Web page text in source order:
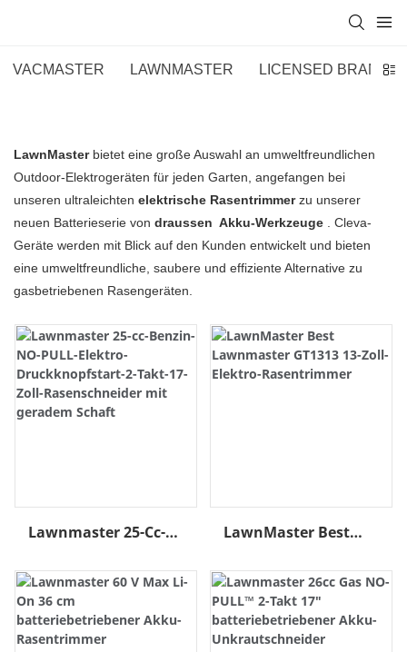
VACMASTER LAWNMASTER LICENSED BRANDS
LawnMaster bietet eine große Auswahl an umweltfreundlichen
Outdoor-Elektrogeräten für jeden Garten, angefangen bei
unseren ultraleichten elektrische Rasentrimmerzu unserer
neuen Batterieserie von draussen Akku-Werkzeuge
. Cleva-
Geräte werden mit Blick auf den Kunden entwickelt und bieten
eine umweltfreundliche, saubere und effiziente Alternative zu
gasbetriebenen Rasengeräten.
Lawnmaster 25-Cc-
Elektro-
Druckknopfstart-2-
Takt-17-Zoll-
Rasenschneider Mit
LawnMaster Best
13-Zoll-Elektro-
Rasentrimmer